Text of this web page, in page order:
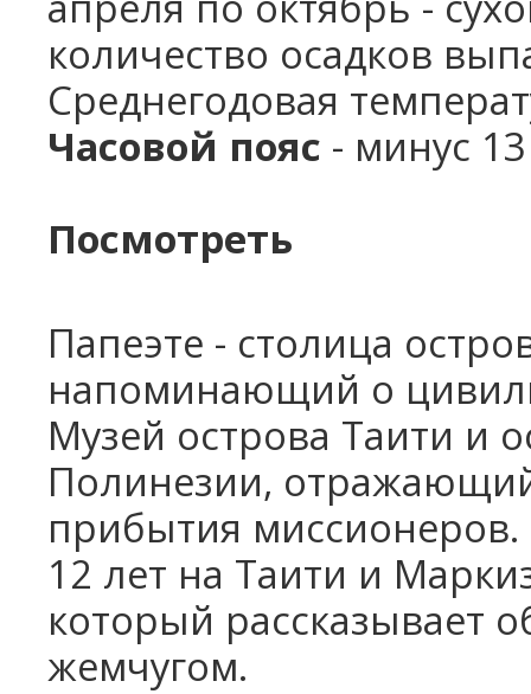
количество осадков
Среднегодовая
Часовой пояс - минус
Посмотреть
Папеэте - столица
напоминающий о
Музей острова Таити и
Полинезии,
прибытия
12 лет на Таити и
который рассказывает
жемчугом.